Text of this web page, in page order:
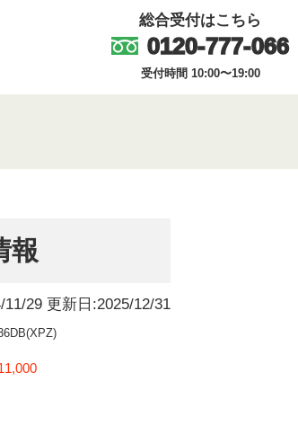
総合受付はこちら
0120-777-066
受付時間 10:00〜19:00
報
11/29 更新日:2025/12/31